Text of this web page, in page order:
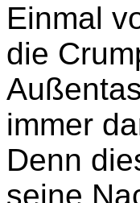
Einmal
die
immer
Denn
seine